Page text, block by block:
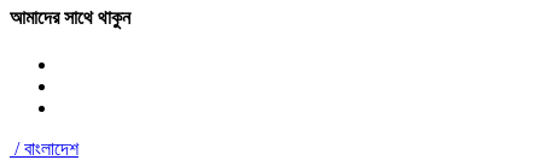
আমাদের সাথে থাকুন
/বাংলাদেশ